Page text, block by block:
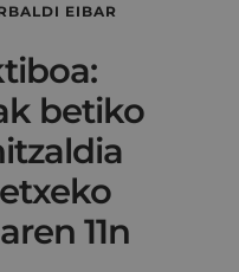
EIBAR
betiko
11n